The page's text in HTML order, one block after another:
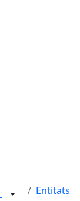
Entitats